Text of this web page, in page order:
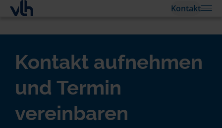
Kontakt
Kontakt aufnehmen
und Termin
vereinbaren